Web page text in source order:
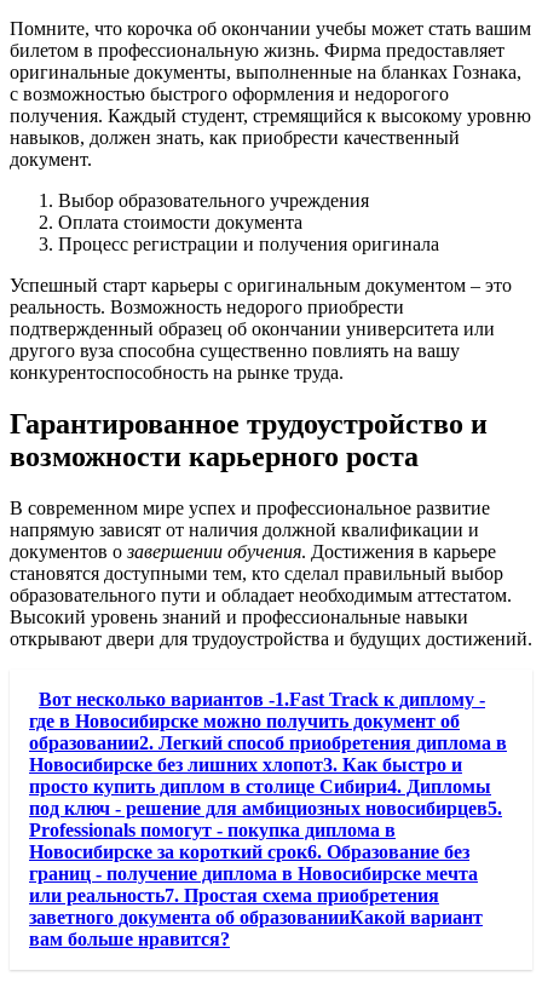
Помните, что корочка об окончании учебы может стать вашим
билетом в профессиональную жизнь. Фирма предоставляет
оригинальные документы, выполненные на бланках Гознака,
с возможностью быстрого оформления и недорогого
получения. Каждый студент, стремящийся к высокому уровню
навыков, должен знать, как приобрести качественный
документ.
Выбор образовательного учреждения
Оплата стоимости документа
Процесс регистрации и получения оригинала
Успешный старт карьеры с оригинальным документом – это
реальность. Возможность недорого приобрести
подтвержденный образец об окончании университета или
другого вуза способна существенно повлиять на вашу
конкурентоспособность на рынке труда.
Гарантированное трудоустройство и
возможности карьерного роста
В современном мире успех и профессиональное развитие
напрямую зависят от наличия должной квалификации и
документов озавершении обучения. Достижения в карьере
становятся доступными тем, кто сделал правильный выбор
образовательного пути и обладает необходимым аттестатом.
Высокий уровень знаний и профессиональные навыки
открывают двери для трудоустройства и будущих достижений.
Вот несколько вариантов -1.Fast Track к диплому -
где в Новосибирске можно получить документ об
образовании2. Легкий способ приобретения диплома в
Новосибирске без лишних хлопот3. Как быстро и
просто купить диплом в столице Сибири4. Дипломы
под ключ - решение для амбициозных новосибирцев5.
Professionals помогут - покупка диплома в
Новосибирске за короткий срок6. Образование без
границ - получение диплома в Новосибирске мечта
или реальность7. Простая схема приобретения
заветного документа об образованииКакой вариант
вам больше нравится?